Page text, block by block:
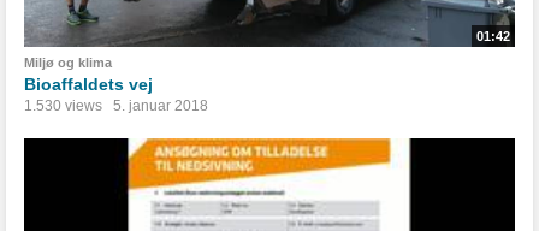
01:42
Miljø og klima
Bioaffaldets vej
1.530 views 5. januar 2018